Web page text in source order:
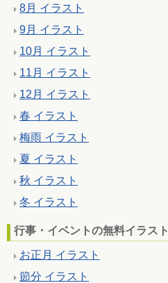
8月 イラスト
9月 イラスト
10月 イラスト
11月 イラスト
12月 イラスト
春 イラスト
梅雨 イラスト
夏 イラスト
秋 イラスト
冬 イラスト
行事・イベントの無料イラスト
お正月 イラスト
節分 イラスト